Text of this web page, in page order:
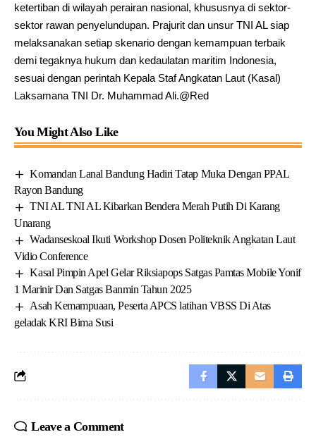
ketertiban di wilayah perairan nasional, khususnya di sektor-
sektor rawan penyelundupan. Prajurit dan unsur TNI AL siap
melaksanakan setiap skenario dengan kemampuan terbaik
demi tegaknya hukum dan kedaulatan maritim Indonesia,
sesuai dengan perintah Kepala Staf Angkatan Laut (Kasal)
Laksamana TNI Dr. Muhammad Ali.@Red
You Might Also Like
Komandan Lanal Bandung Hadiri Tatap Muka Dengan PPAL
Rayon Bandung
TNI AL TNI AL Kibarkan Bendera Merah Putih Di Karang
Unarang
Wadanseskoal Ikuti Workshop Dosen Politeknik Angkatan Laut
Vidio Conference
Kasal Pimpin Apel Gelar Riksiapops Satgas Pamtas Mobile Yonif
1 Marinir Dan Satgas Banmin Tahun 2025
Asah Kemampuaan, Peserta APCS latihan VBSS Di Atas
geladak KRI Bima Susi
Leave a Comment